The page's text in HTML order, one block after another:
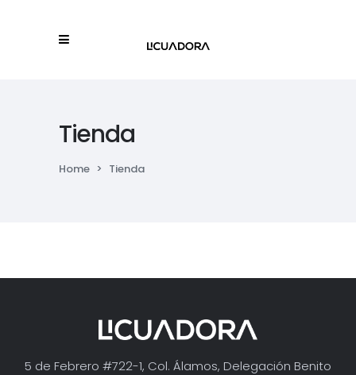
Tienda
Home > Tienda
5 de Febrero #722-1, Col. Álamos, Delegación Benito